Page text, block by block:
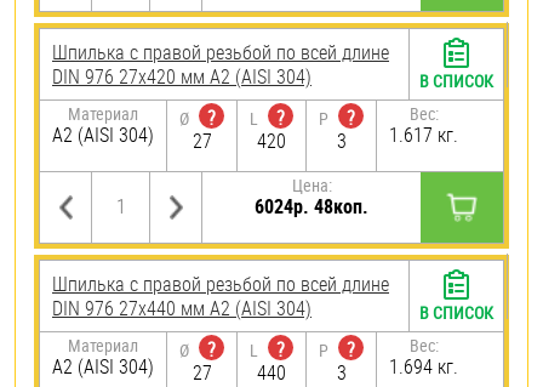
Шпилька с правой резьбой по всей длине
DIN 976 27х420 мм А2 (AISI 304)
Материал
А2 (AISI 304)
Ø
?
27
L
?
420
P
?
3
Вес:
1.617 кг.
Цена:
6024р. 48коп.
В СПИСОК
Шпилька с правой резьбой по всей длине
DIN 976 27х440 мм А2 (AISI 304)
Материал
А2 (AISI 304)
Ø
?
27
L
?
440
P
?
3
Вес:
1.694 кг.
В СПИСОК